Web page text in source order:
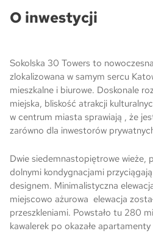
O inwestycji
Sokolska 30 Towers to
zlokalizowana w samym sercu
mieszkalne i biurowe. Doskonale
miejska, bliskość atrakcji
w centrum miasta sprawiają , że
zarówno dla inwestorów
Dwie siedemnastopiętrowe wieże,
dolnymi kondygnacjami
designem. Minimalistyczna
miejscowo ażurowa elewacja
przeszkleniami. Powstało tu 280
kawalerek po okazałe
Skwer Witosa w